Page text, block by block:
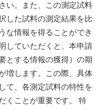
い。また、この測定試料
した試料の測定結果を比
な情報を得ることができ
していただくと、本申請
とする情報の獲得）の期
増します。この際、具体
て、各測定試料の特性を
くことが重要です。 特